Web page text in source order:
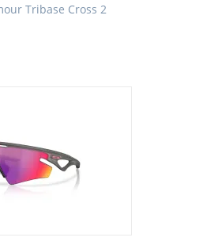
Tribase Cross 2